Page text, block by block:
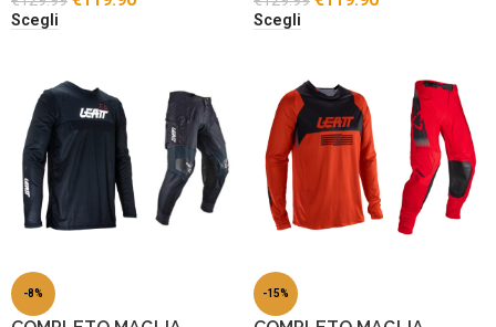
Scegli Scegli
-8% -15%